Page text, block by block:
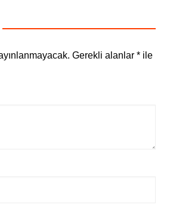
Gerekli alanlar *ile